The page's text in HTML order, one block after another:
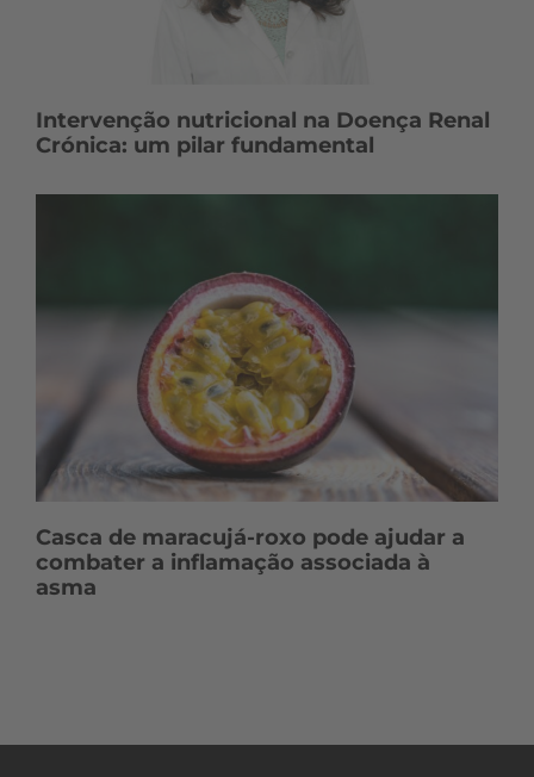
Intervenção nutricional na Doença Renal
Crónica: um pilar fundamental
Casca de maracujá-roxo pode ajudar a
combater a inflamação associada à
asma